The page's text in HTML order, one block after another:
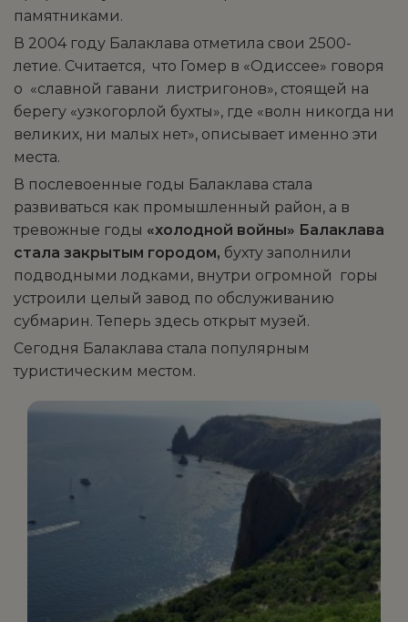
памятниками.
В 2004 году Балаклава отметила свои 2500-
летие. Считается, что Гомер в «Одиссее» говоря
о «славной гавани листригонов», стоящей на
берегу «узкогорлой бухты», где «волн никогда ни
великих, ни малых нет», описывает именно эти
места.
В послевоенные годы Балаклава стала
развиваться как промышленный район, а в
тревожные годы «холодной войны» Балаклава
стала закрытым городом, бухту заполнили
подводными лодками, внутри огромной горы
устроили целый завод по обслуживанию
субмарин. Теперь здесь открыт музей.
Сегодня Балаклава стала популярным
туристическим местом.